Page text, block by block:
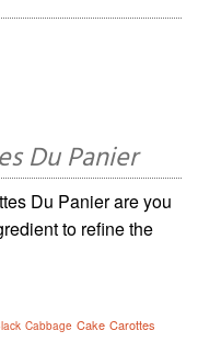
Du Panier
Du Panier are you
to refine the
Cabbage Cake Carottes